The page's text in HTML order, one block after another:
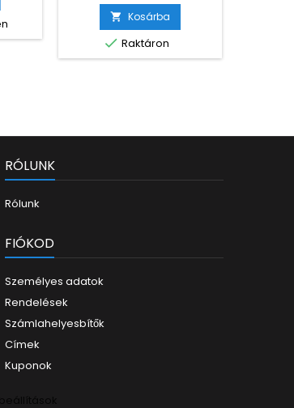
 Kosárba
 Raktáron
RÓLUNK
Rólunk
FIÓKOD
Személyes adatok
Rendelések
Számlahelyesbítők
Címek
Kuponok